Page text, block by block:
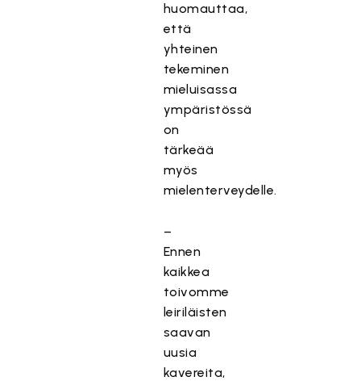
huomauttaa,
että
yhteinen
tekeminen
mieluisassa
ympäristössä
on
tärkeää
myös
mielenterveydelle.
–
Ennen
kaikkea
toivomme
leiriläisten
saavan
uusia
kavereita,